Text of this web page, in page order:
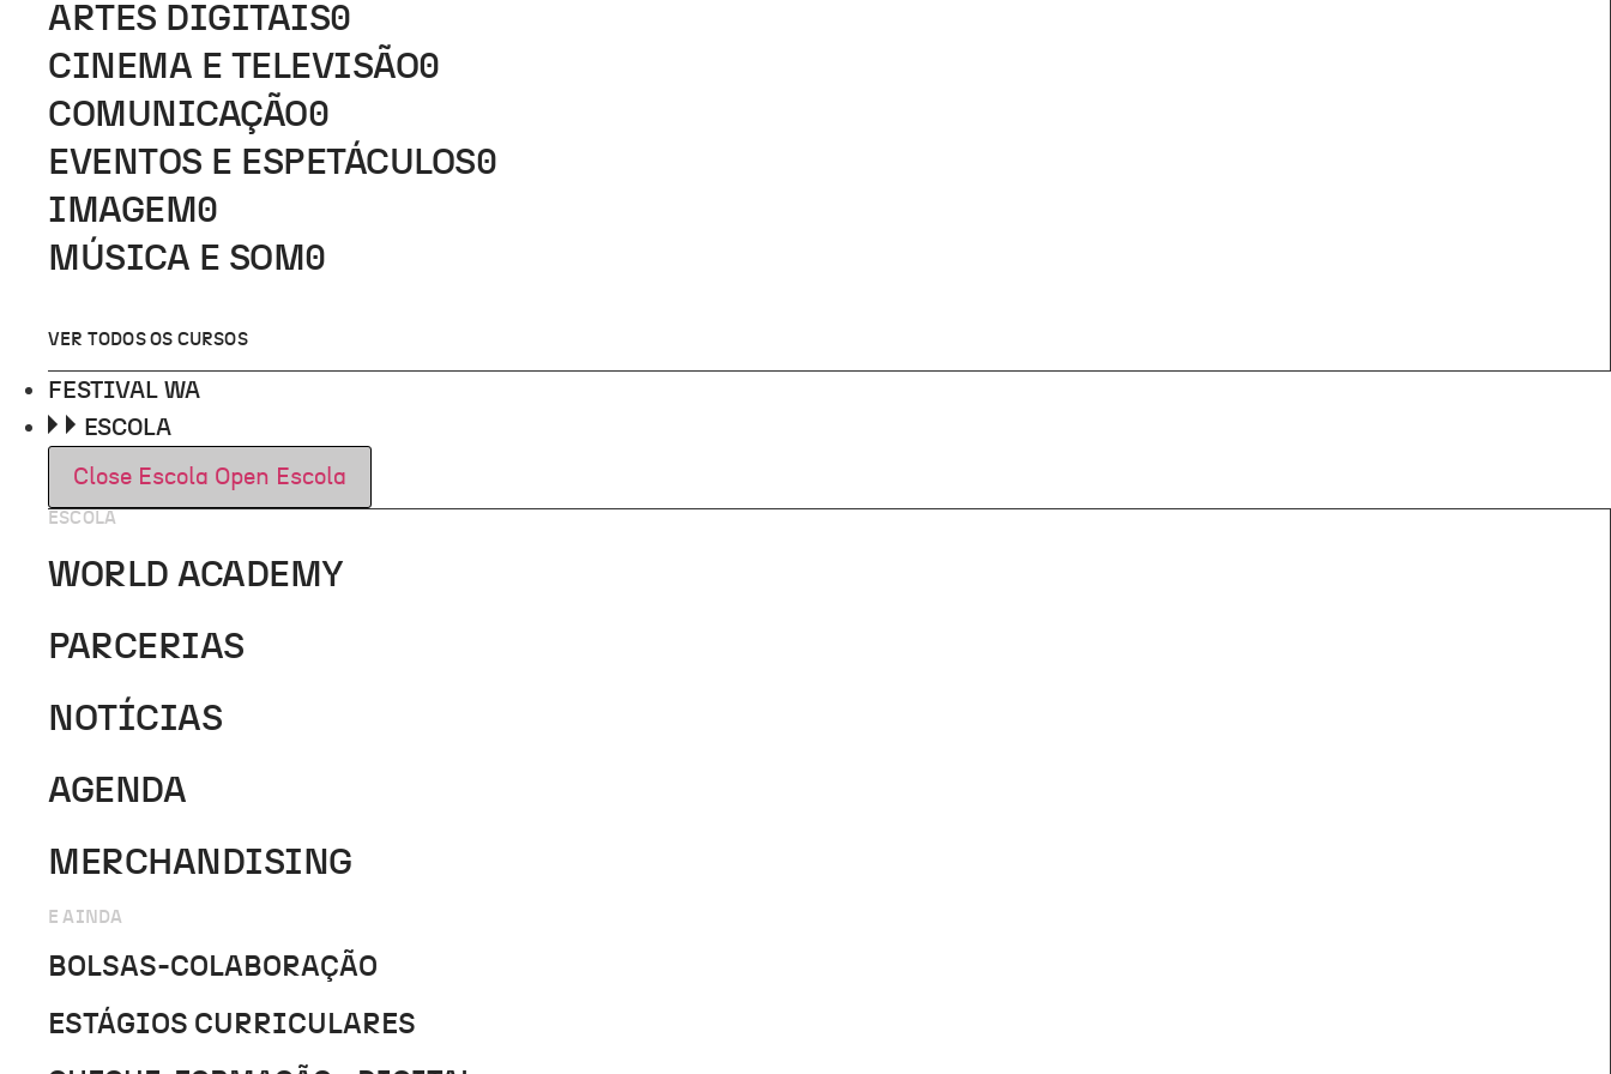
ARTES DIGITAIS0
CINEMA E TELEVISÃO0
COMUNICAÇÃO0
EVENTOS E ESPETÁCULOS0
IMAGEM 0
MÚSICA E SOM 0
VER TODOS OS CURSOS
FESTIVAL WA
ESCOLA
Close Escola Open Escola
ESCOLA
WORLD ACADEMY
PARCERIAS
NOTÍCIAS
AGENDA
MERCHANDISING
E AINDA
BOLSAS-COLABORAÇÃO
ESTÁGIOS CURRICULARES